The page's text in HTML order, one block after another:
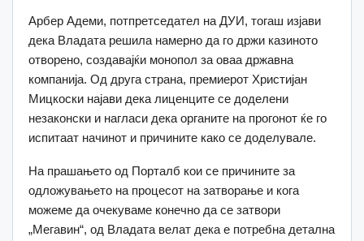
Арбер Адеми, потпретседател на ДУИ, тогаш изјави
дека Владата решила намерно да го држи казиното
отворено, создавајќи монопол за оваа државна
компанија. Од друга страна, премиерот Христијан
Мицкоски најави дека лиценците се доделени
незаконски и нагласи дека органите на прогонот ќе го
испитаат начинот и причините како се доделувале.
На прашањето од Порталб кои се причините за
одложувањето на процесот на затворање и кога
можеме да очекуваме конечно да се затвори
„Мегавин“, од Владата велат дека е потребна детална